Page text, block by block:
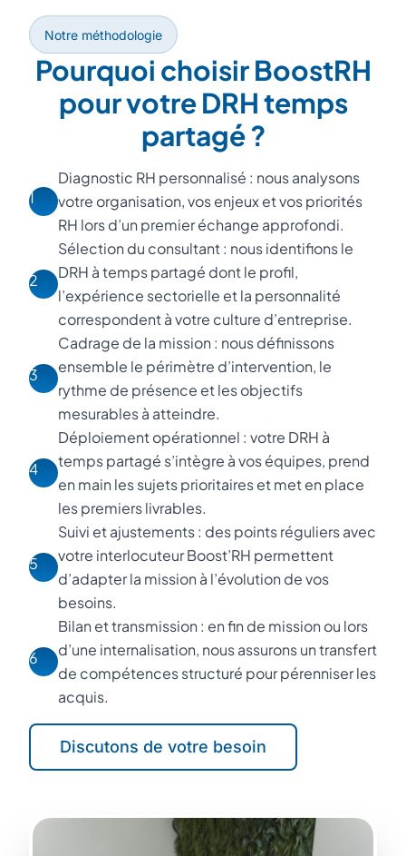
Notre méthodologie
Pourquoi choisir BoostRH
pour votre DRH temps
partagé ?
1
Diagnostic RH personnalisé : nous analysons
votre organisation, vos enjeux et vos priorités
RH lors d’un premier échange approfondi.
2
Sélection du consultant : nous identifions le
DRH à temps partagé dont le profil,
l’expérience sectorielle et la personnalité
correspondent à votre culture d’entreprise.
3
Cadrage de la mission : nous définissons
ensemble le périmètre d’intervention, le
rythme de présence et les objectifs
mesurables à atteindre.
4
Déploiement opérationnel : votre DRH à
temps partagé s’intègre à vos équipes, prend
en main les sujets prioritaires et met en place
les premiers livrables.
5
Suivi et ajustements : des points réguliers avec
votre interlocuteur Boost’RH permettent
d’adapter la mission à l’évolution de vos
besoins.
6
Bilan et transmission : en fin de mission ou lors
d’une internalisation, nous assurons un transfert
de compétences structuré pour pérenniser les
acquis.
Discutons de votre besoin